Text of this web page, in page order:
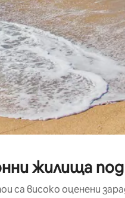
жилища
са високо оценени